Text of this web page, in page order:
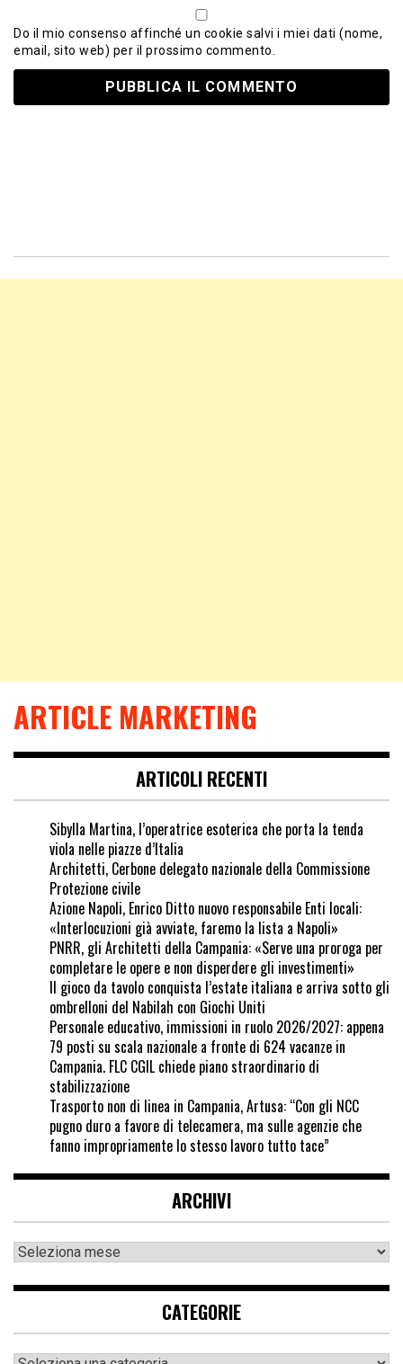
Do il mio consenso affinché un cookie salvi i miei dati (nome,
email, sito web) per il prossimo commento.
ARTICLE MARKETING
ARTICOLI RECENTI
Sibylla Martina, l’operatrice esoterica che porta la tenda
viola nelle piazze d’Italia
Architetti, Cerbone delegato nazionale della Commissione
Protezione civile
Azione Napoli, Enrico Ditto nuovo responsabile Enti locali:
«Interlocuzioni già avviate, faremo la lista a Napoli»
PNRR, gli Architetti della Campania: «Serve una proroga per
completare le opere e non disperdere gli investimenti»
Il gioco da tavolo conquista l’estate italiana e arriva sotto gli
ombrelloni del Nabilah con Giochi Uniti
Personale educativo, immissioni in ruolo 2026/2027: appena
79 posti su scala nazionale a fronte di 624 vacanze in
Campania. FLC CGIL chiede piano straordinario di
stabilizzazione
Trasporto non di linea in Campania, Artusa: “Con gli NCC
pugno duro a favore di telecamera, ma sulle agenzie che
fanno impropriamente lo stesso lavoro tutto tace”
ARCHIVI
CATEGORIE